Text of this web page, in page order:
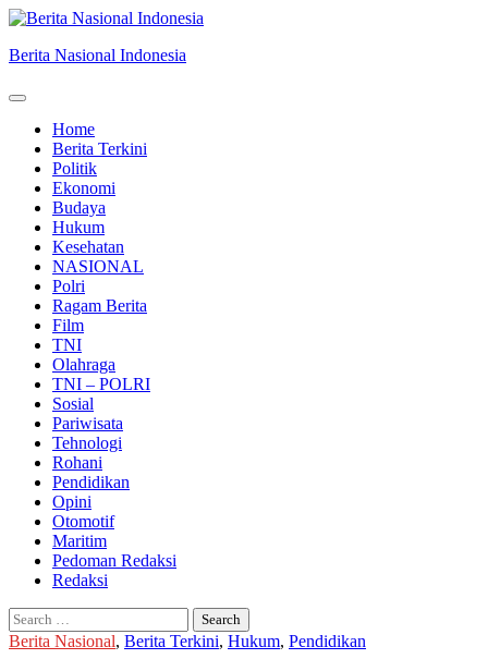
Skip
content
Berita Nasional Indonesia
Home
Berita Terkini
Politik
Ekonomi
Budaya
Hukum
Kesehatan
NASIONAL
Polri
Ragam Berita
Film
TNI
Olahraga
TNI – POLRI
Sosial
Pariwisata
Tehnologi
Rohani
Pendidikan
Opini
Otomotif
Maritim
Pedoman Redaksi
Redaksi
Search
for:
Berita Nasional, Berita Terkini, Hukum, Pendidikan